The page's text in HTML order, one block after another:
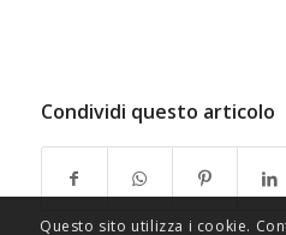
Condividi questo articolo
Questo sito utilizza i cookie.